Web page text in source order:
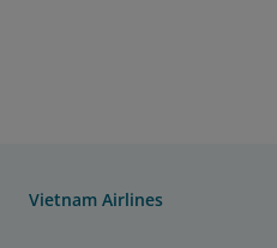
Vietnam Airlines